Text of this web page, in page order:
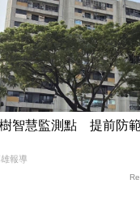
智慧監測點 提前防
報導